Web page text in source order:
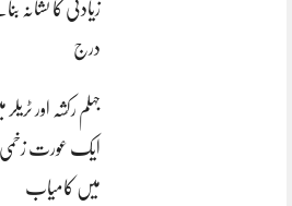
زیادتی کا نشانہ
درج
جہلم رکشہ اور
ایک عورت زخمی
میں کامیاب